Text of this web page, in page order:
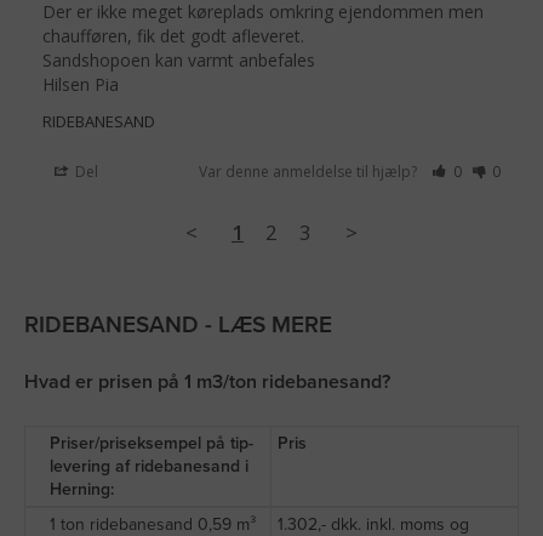
Der er ikke meget køreplads omkring ejendommen men
chaufføren, fik det godt afleveret.
Sandshopoen kan varmt anbefales
Hilsen Pia
RIDEBANESAND
Del Var denne anmeldelse til hjælp? 0 0
< 1 2 3 >
RIDEBANESAND - LÆS MERE
Hvad er prisen på 1 m3/ton ridebanesand?
Priser/priseksempel på tip-
levering af ridebanesand i
Herning:
Pris
1 ton ridebanesand 0,59 m³
1.302,- dkk. inkl. moms og